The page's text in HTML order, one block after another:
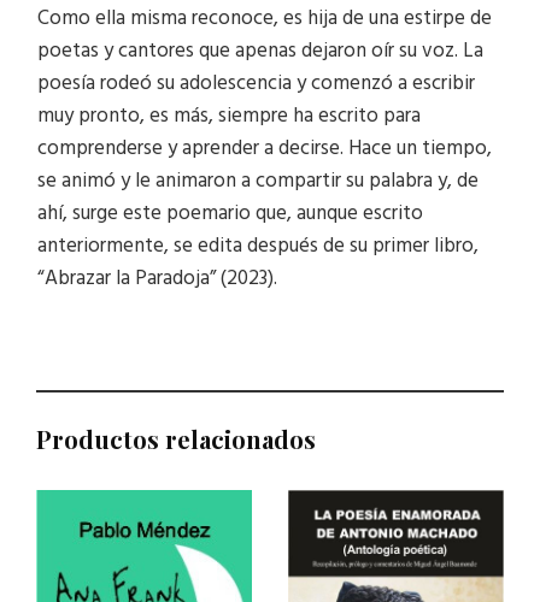
Como ella misma reconoce, es hija de una estirpe de
poetas y cantores que apenas dejaron oír su voz. La
poesía rodeó su adolescencia y comenzó a escribir
muy pronto, es más, siempre ha escrito para
comprenderse y aprender a decirse. Hace un tiempo,
se animó y le animaron a compartir su palabra y, de
ahí, surge este poemario que, aunque escrito
anteriormente, se edita después de su primer libro,
“Abrazar la Paradoja” (2023).
Productos relacionados